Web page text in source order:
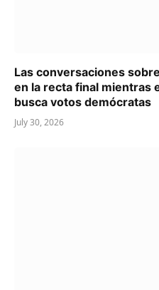
Las conversaciones
en la recta final mientras
busca votos demócratas
July 30, 2026